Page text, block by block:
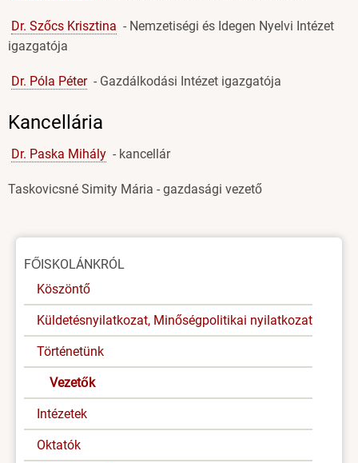
Dr. Szőcs Krisztina - Nemzetiségi és Idegen Nyelvi Intézet
igazgatója
Dr. Póla Péter - Gazdálkodási Intézet igazgatója
Kancellária
Dr. Paska Mihály - kancellár
Taskovicsné Simity Mária - gazdasági vezető
Oldal
FŐISKOLÁNKRÓL
Köszöntő
Küldetésnyilatkozat, Minőségpolitikai nyilatkozat
Történetünk
Vezetők
Intézetek
Oktatók